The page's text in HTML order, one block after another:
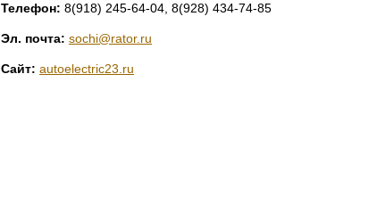
Телефон: 8(918) 245-64-04, 8(928) 434-74-85
Эл. почта: sochi@rator.ru
Сайт: autoelectric23.ru